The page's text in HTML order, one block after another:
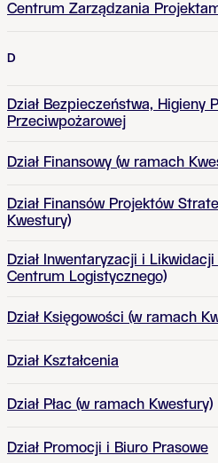
Centrum Zarządzania
D
Dział Bezpieczeństwa, Higieny
Przeciwpożarowej
Dział Finansowy (w ramach
Dział Finansów Projektów
Kwestury)
Dział Inwentaryzacji i
Centrum Logistycznego)
Dział Księgowości (w ramach
Dział Kształcenia
Dział Płac (w ramach Kwestury)
Dział Promocji i Biuro Prasowe